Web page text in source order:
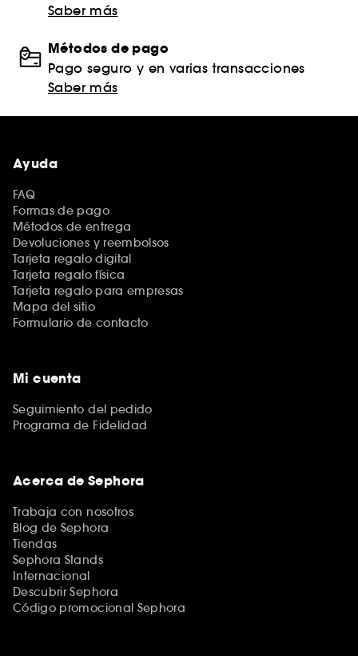
Saber más
Métodos de pago
Pago seguro y en varias transacciones
Saber más
Ayuda
FAQ
Formas de pago
Métodos de entrega
Devoluciones y reembolsos
Tarjeta regalo digital
Tarjeta regalo física
Tarjeta regalo para empresas
Mapa del sitio
Formulario de contacto
Mi cuenta
Seguimiento del pedido
Programa de Fidelidad
Acerca de Sephora
Trabaja con nosotros
Blog de Sephora
Tiendas
Sephora Stands
Internacional
Descubrir Sephora
Código promocional Sephora